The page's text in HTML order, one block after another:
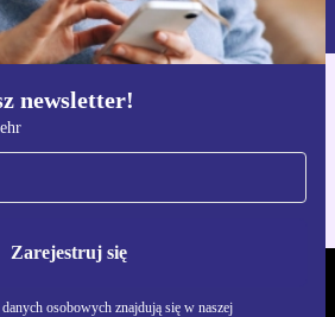
newsletter!
Zarejestruj się
osobowych znajdują się w naszej
aplikację refurbed
iOS i Android